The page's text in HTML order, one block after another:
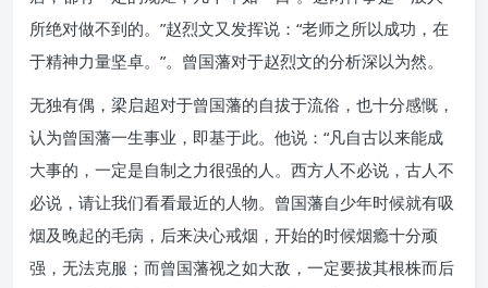
所绝对做不到的。”赵烈文又发挥说：“老师之所以成功，在
于精神力量坚卓。”。曾国藩对于赵烈文的分析深以为然。
无独有偶，梁启超对于曾国藩的自拔于流俗，也十分感慨，
认为曾国藩一生事业，即基于此。他说：“凡自古以来能成
大事的，一定是自制之力很强的人。西方人不必说，古人不
必说，请让我们看看最近的人物。曾国藩自少年时候就有吸
烟及晚起的毛病，后来决心戒烟，开始的时候烟瘾十分顽
强，无法克服；而曾国藩视之如大敌，一定要拔其根株而后